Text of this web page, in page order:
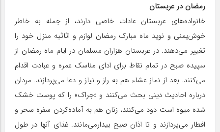
رمضان در عربستان
خانواده‌های عربستان عادات خاصی دارند، از جمله به خاطر
خوش‌یمنی و نوید ماه مبارک رمضان لوازم و اثاثیه منزل خود را
تغییر می‌دهند. در عربستان هزاران مسلمان در ایام ماه رمضان از
سپیده صبح در تمام نقاط برای ادای مناسک عمره و عبادت اقدام
می‌کنند. بعد از نماز عشاء هم به راز و نیاز و دعا می‌پردازند. مردان
درباره احادیث دینی بحث می‌کنند و «جراک» را که پوست خشک
شده میوه است دود می‌کنند، زنان هم به آماده‌کردن سفره سحر و
افطار می‌پردازند و تا اذان صبح بیدارمی‌مانند. غذای آنها در طول